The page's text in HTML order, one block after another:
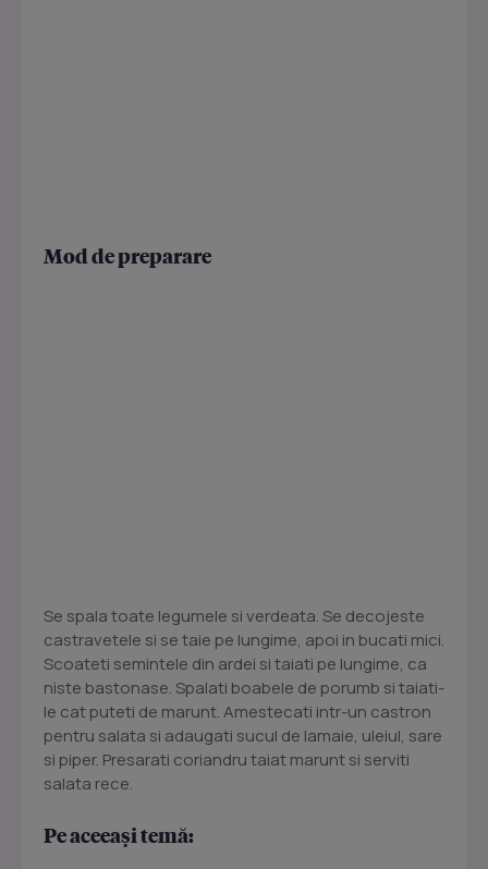
Mod de preparare
Se spala toate legumele si verdeata. Se decojeste
castravetele si se taie pe lungime, apoi in bucati mici.
Scoateti semintele din ardei si taiati pe lungime, ca
niste bastonase. Spalati boabele de porumb si taiati-
le cat puteti de marunt. Amestecati intr-un castron
pentru salata si adaugati sucul de lamaie, uleiul, sare
si piper. Presarati coriandru taiat marunt si serviti
salata rece.
Pe aceeași temă: